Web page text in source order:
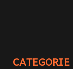
CATEGORIE